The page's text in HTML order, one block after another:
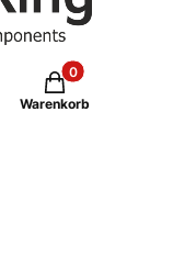
Produkte im
Warenkorb